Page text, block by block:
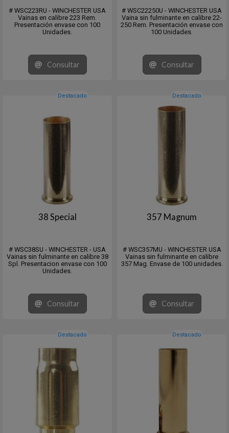
# WSC223RU - WINCHESTER USA
Vainas en calibre 223 Rem.
Presentación envase con 100
Unidades.
Consultar
# WSC22250U - WINCHESTER USA
Vaina sin fulminante en calibre 22-
250 Rem. Presentación envase con
100 Unidades.
Consultar
Destacado
38 Special
# WSC38SU - WINCHESTER - USA
Vainas sin fulminante en calibre 38
Spl. Presentacion envase con 100
Unidades.
Consultar
Destacado
357 Magnum
# WSC357MU - WINCHESTER USA
Vainas sin fulminante en calibre
357 Mag. Envase de 100 unidades.
Consultar
Destacado Destacado